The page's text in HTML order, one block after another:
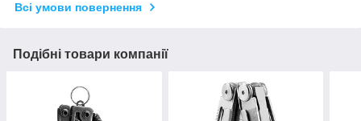
Всі умови повернення
Подібні товари компанії